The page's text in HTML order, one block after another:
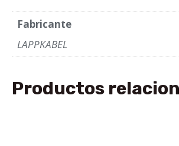
Fabricante
LAPPKABEL
Productos